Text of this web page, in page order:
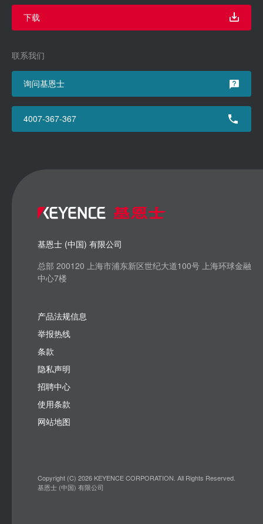
下载
联系我们
询问基恩士
4007-367-367
基恩士 (中国) 有限公司
总部 200120 上海市浦东新区世纪大道100号 上海环球金融
中心7楼
产品法规信息
举报热线
条款
隐私声明
招聘中心
使用条款
网站地图
Copyright (C) 2026 KEYENCE CORPORATION. All Rights Reserved.
基恩士 (中国) 有限公司